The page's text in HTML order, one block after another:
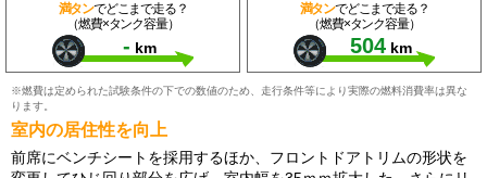
満タンでどこまで走る？
（燃費×タンク容量）
- km
満タンでどこまで走る？
（燃費×タンク容量）
504 km
※燃費は定められた試験条件の下での数値のため、走行条件等により実際の燃料消費率は異な
ります。
室内の居住性を向上
前席にベンチシートを採用するほか、フロントドアトリムの形状を